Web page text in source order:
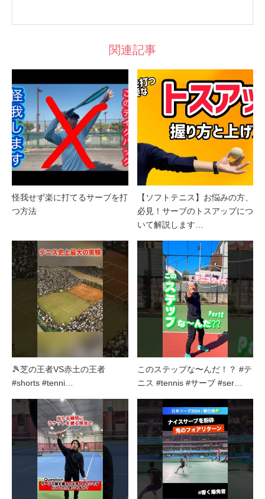
関連記事
怪我せず楽に打てるサーブを打
つ方法
【ソフトテニス】お悩みの方、
必見！サーブのトスアップにつ
いて解説します…
🎾芝の王者VS赤土の王者
#shorts #tenni…
このステップな〜んだ！？ #テ
ニス #tennis #サーブ #ser…